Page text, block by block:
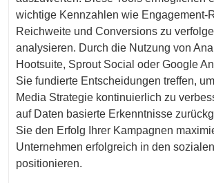
wichtige Kennzahlen wie Engagement-
Reichweite und Conversions zu
analysieren. Durch die Nutzung von
Hootsuite, Sprout Social oder Google
Sie fundierte Entscheidungen treffen,
Media Strategie kontinuierlich zu
auf Daten basierte Erkenntnisse
Sie den Erfolg Ihrer Kampagnen
Unternehmen erfolgreich in den
positionieren.